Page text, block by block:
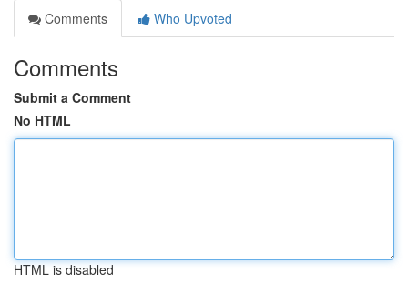
Comments
Who Upvoted
Comments
Submit a Comment
No HTML
HTML is disabled